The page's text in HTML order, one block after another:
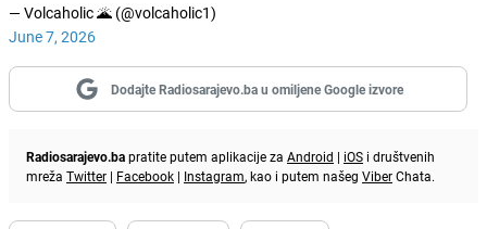
— Volcaholic 🌋 (@volcaholic1)
June 7, 2026
Dodajte Radiosarajevo.ba u omiljene Google izvore
Radiosarajevo.bapratite putem aplikacije za Android | iOS i društvenih
mreža Twitter | Facebook | Instagram, kao i putem našeg ViberChata.